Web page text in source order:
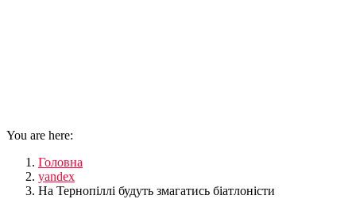
You are here:
Головна
yandex
На Тернопіллі будуть змагатись біатлоністи